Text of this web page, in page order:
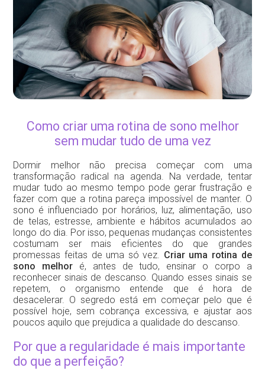
Como criar uma rotina de sono melhor
sem mudar tudo de uma vez
Dormir melhor não precisa começar com uma
transformação radical na agenda. Na verdade, tentar
mudar tudo ao mesmo tempo pode gerar frustração e
fazer com que a rotina pareça impossível de manter. O
sono é influenciado por horários, luz, alimentação, uso
de telas, estresse, ambiente e hábitos acumulados ao
longo do dia. Por isso, pequenas mudanças consistentes
costumam ser mais eficientes do que grandes
promessas feitas de uma só vez. Criar uma rotina de
sono melhor é, antes de tudo, ensinar o corpo a
reconhecer sinais de descanso. Quando esses sinais se
repetem, o organismo entende que é hora de
desacelerar. O segredo está em começar pelo que é
possível hoje, sem cobrança excessiva, e ajustar aos
poucos aquilo que prejudica a qualidade do descanso.
Por que a regularidade é mais importante
do que a perfeição?